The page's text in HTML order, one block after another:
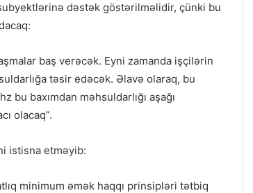
dəstək göstərilməlidir, çünki bu
baş verəcək. Eyni zamanda işçilərin
təsir edəcək. Əlavə olaraq, bu
bu baxımdan məhsuldarlığı aşağı
olacaq”.
istisna etməyib:
minimum əmək haqqı prinsipləri tətbiq